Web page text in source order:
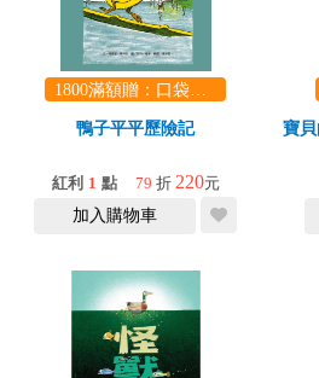
1800滿額贈：口袋玩具一份（隨機出貨） (summer read)
鴨子平平歷險記
紅利 1 點 79 折 220元
加入購物車
寶